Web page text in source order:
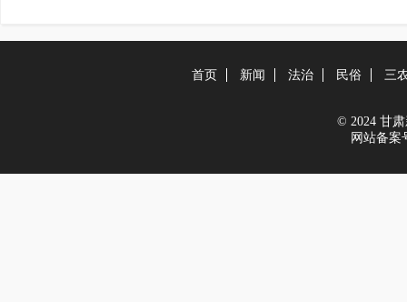
首页 新闻 法治 民俗 三
© 2024 甘肃
网站备案